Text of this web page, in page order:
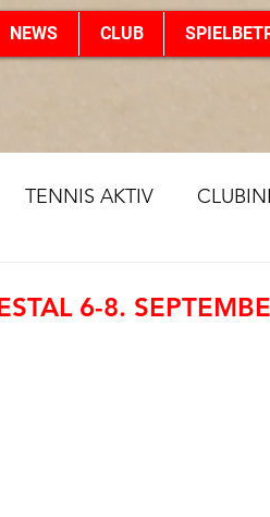
NEWS CLUB
TENNIS AKTIV
6-8.